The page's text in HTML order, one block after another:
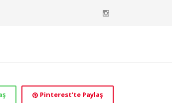
Pinterest'te Paylaş